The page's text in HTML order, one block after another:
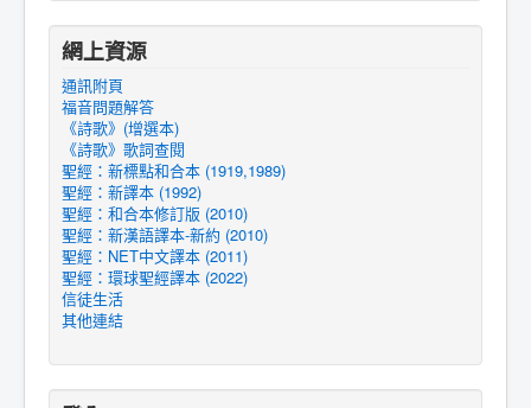
網上資源
通訊附頁
福音問題解答
《詩歌》(增選本)
《詩歌》歌詞查閱
聖經：新標點和合本 (1919,1989)
聖經：新譯本 (1992)
聖經：和合本修訂版 (2010)
聖經：新漢語譯本-新約 (2010)
聖經：NET中文譯本 (2011)
聖經：環球聖經譯本 (2022)
信徒生活
其他連結